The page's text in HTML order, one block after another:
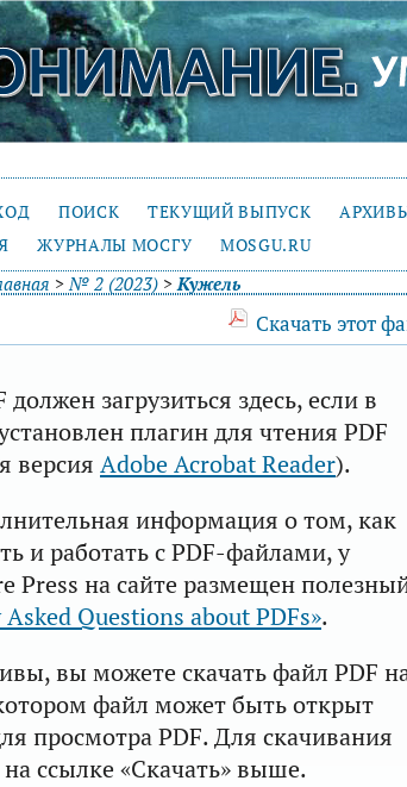
ПОИСК ТЕКУЩИЙ ВЫПУСК
ЖУРНАЛЫ МОСГУ MOSGU.RU
>№ 2 (2023)>Кужель
Скачать этот
загрузиться здесь, если в
плагин для чтения PDF
версия Adobe Acrobat Reader).
информация о том, как
и работать с PDF-файлами, у
Press на сайте размещен
Questions about PDFs».
вы можете скачать файл PDF
файл может быть открыт
просмотра PDF. Для скачивания
ссылке «Скачать» выше.